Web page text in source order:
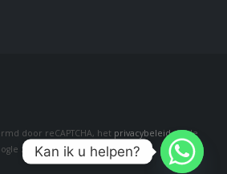
door reCAPTCHA, het privacybeleiden de
zijn van toepassing.
Kan ik u helpen?